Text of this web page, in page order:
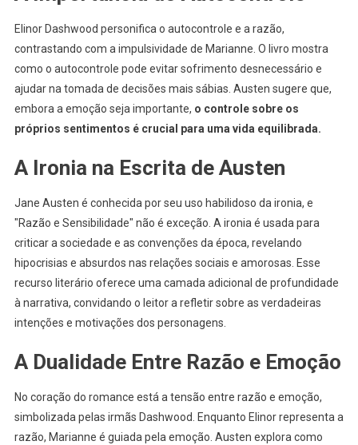
Elinor Dashwood personifica o autocontrole e a razão,
contrastando com a impulsividade de Marianne. O livro mostra
como o autocontrole pode evitar sofrimento desnecessário e
ajudar na tomada de decisões mais sábias. Austen sugere que,
embora a emoção seja importante, o controle sobre os
próprios sentimentos é crucial para uma vida equilibrada.
A Ironia na Escrita de Austen
Jane Austen é conhecida por seu uso habilidoso da ironia, e
"Razão e Sensibilidade" não é exceção. A ironia é usada para
criticar a sociedade e as convenções da época, revelando
hipocrisias e absurdos nas relações sociais e amorosas. Esse
recurso literário oferece uma camada adicional de profundidade
à narrativa, convidando o leitor a refletir sobre as verdadeiras
intenções e motivações dos personagens.
A Dualidade Entre Razão e Emoção
No coração do romance está a tensão entre razão e emoção,
simbolizada pelas irmãs Dashwood. Enquanto Elinor representa a
razão, Marianne é guiada pela emoção. Austen explora como